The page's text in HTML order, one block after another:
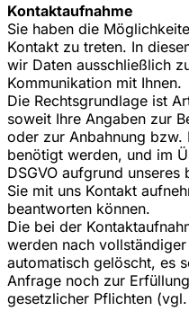
Kontaktaufnahme
Sie haben die
Kontakt zu treten. In
wir Daten ausschließlich
Kommunikation mit Ihnen.
Die Rechtsgrundlage ist
soweit Ihre Angaben zur
oder zur Anbahnung bzw.
benötigt werden, und im
DSGVO aufgrund
Sie mit uns Kontakt
beantworten können.
Die bei der
werden nach
automatisch gelöscht, es
Anfrage noch zur
gesetzlicher Pflichten